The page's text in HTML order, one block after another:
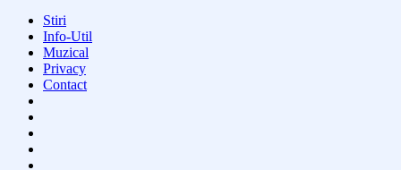
Stiri
Info-Util
Muzical
Privacy
Contact